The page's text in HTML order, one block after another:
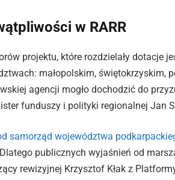
w RARR
projektu, które rozdzielały dotacje
małopolskim, świętokrzyskim,
agencji mogło dochodzić do
funduszy i polityki regionalnej Jan
samorząd województwa
publicznych wyjaśnień od
rewizyjnej Krzysztof Kłak z